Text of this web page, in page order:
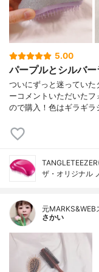
5.00
パープルとシルバ
ついにずっと迷ってい
ーコメントいただいた
ので購入！色はギラギ
ザ・オリジナル
元MARKS&WEB
さかい